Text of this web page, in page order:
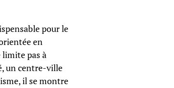
pour le
en
limite pas à
un centre-ville
il se montre